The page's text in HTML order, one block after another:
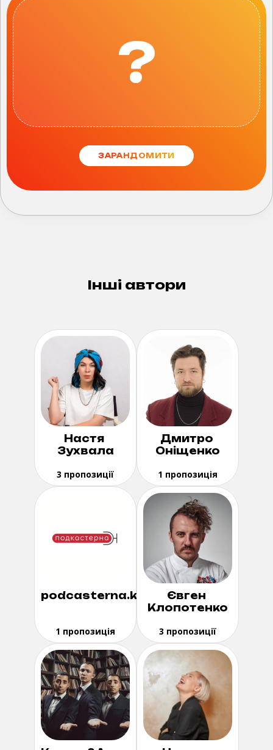
?
ЗАРАНДОМИТИ
Інші автори
Настя
Зухвала
3 пропозиції
Дмитро
Оніщенко
1 пропозиція
podcasterna.kyiv
1 пропозиція
Євген
Клопотенко
3 пропозиції